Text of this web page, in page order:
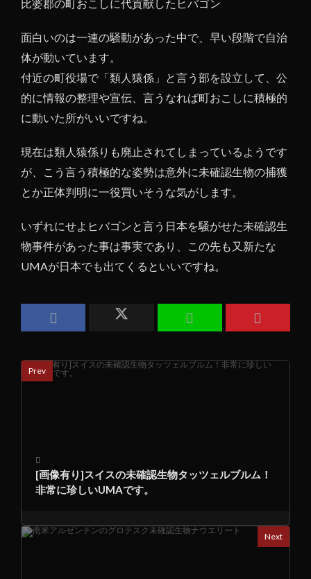
比婆郡の町おこしに代貢献したヒバゴン
面白いのは一連の騒動があった中で、早い段階で自治
体が動いています。
付近の町役場で「類人猿係」と言う部を設立して、公
的に情報の整理や宣伝、言うなれば町おこしに積極的
に動いた所がいいですね。
現在は類人猿係りも廃止されてしまっているようです
が、こう言う積極的な姿勢は意外に未確認生物の捕獲
とか正体判明に一役買いそうな気がします。
いずれにせよヒバゴンと言う日本を騒がせた未確認生
物事件があった事は事実であり、この先も又新たな
UMAが日本でも出てくるといいですね。
Prev
[画像有り]スイスの未確認生物タッツェルブルム！
非常に珍しいUMAです。
Next